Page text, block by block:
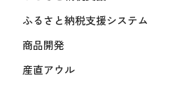
ふるさと納税支援システム
商品開発
産直アウル